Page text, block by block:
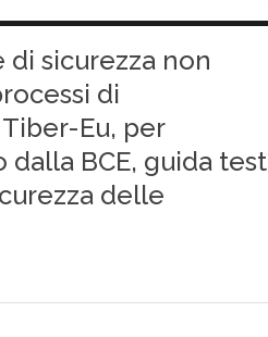
di sicurezza non
di
Eu, per
BCE, guida test
delle